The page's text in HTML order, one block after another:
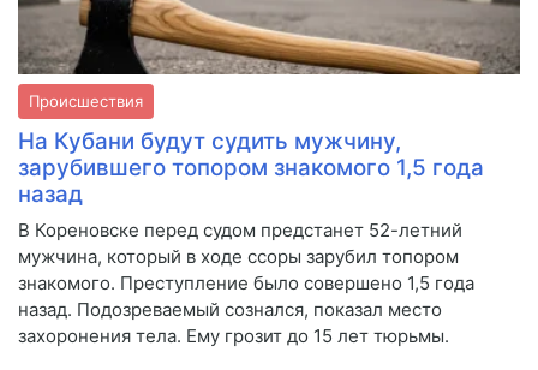
Происшествия
На Кубани будут судить мужчину,
зарубившего топором знакомого 1,5 года
назад
В Кореновске перед судом предстанет 52-летний
мужчина, который в ходе ссоры зарубил топором
знакомого. Преступление было совершено 1,5 года
назад. Подозреваемый сознался, показал место
захоронения тела. Ему грозит до 15 лет тюрьмы.